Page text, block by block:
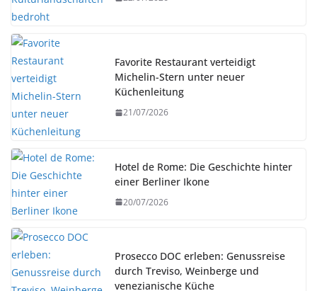
Favorite Restaurant verteidigt
Michelin-Stern unter neuer
Küchenleitung
21/07/2026
Hotel de Rome: Die Geschichte hinter
einer Berliner Ikone
20/07/2026
Prosecco DOC erleben: Genussreise
durch Treviso, Weinberge und
venezianische Küche